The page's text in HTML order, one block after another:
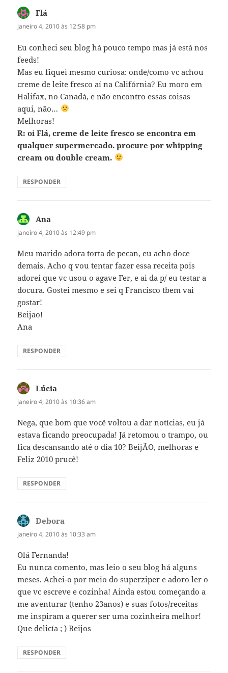
Flá
janeiro 4, 2010 às 12:58 pm
Eu conheci seu blog há pouco tempo mas já está nos
feeds!
Mas eu fiquei mesmo curiosa: onde/como vc achou
creme de leite fresco aí na Califórnia? Eu moro em
Halifax, no Canadá, e não encontro essas coisas
aqui, não…
Melhoras!
R: oi Flá, creme de leite fresco se encontra em
qualquer supermercado. procure por whipping
cream ou double cream.
RESPONDER
Ana
janeiro 4, 2010 às 12:49 pm
Meu marido adora torta de pecan, eu acho doce
demais. Acho q vou tentar fazer essa receita pois
adorei que vc usou o agave Fer, e ai da p/ eu testar a
docura. Gostei mesmo e sei q Francisco tbem vai
gostar!
Beijao!
Ana
RESPONDER
Lúcia
janeiro 4, 2010 às 10:36 am
Nega, que bom que você voltou a dar notícias, eu já
estava ficando preocupada! Já retomou o trampo, ou
fica descansando até o dia 10? BeijÃO, melhoras e
Feliz 2010 prucê!
RESPONDER
Debora
janeiro 4, 2010 às 10:33 am
Olá Fernanda!
Eu nunca comento, mas leio o seu blog há alguns
meses. Achei-o por meio do superziper e adoro ler o
que vc escreve e cozinha! Ainda estou começando a
me aventurar (tenho 23anos) e suas fotos/receitas
me inspiram a querer ser uma cozinheira melhor!
Que delicía ; ) Beijos
RESPONDER